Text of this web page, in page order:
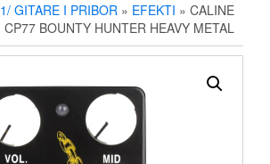
1/ GITARE I PRIBOR » EFEKTI » CALINE
CP77 BOUNTY HUNTER HEAVY METAL